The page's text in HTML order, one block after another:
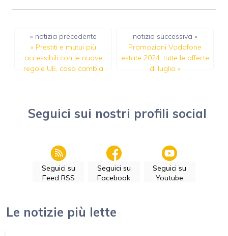
« notizia precedente
« Prestiti e mutui più
accessibili con le nuove
regole UE, cosa cambia
notizia successiva »
Promozioni Vodafone
estate 2024: tutte le offerte
di luglio »
Seguici sui nostri profili social
Seguici su
Feed RSS
Seguici su
Facebook
Seguici su
Youtube
Le notizie più lette